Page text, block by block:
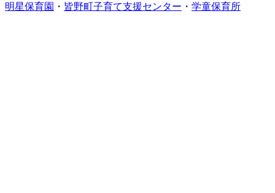
明星保育園 ・ 皆野町子育て支援センター ・ 学童保育所